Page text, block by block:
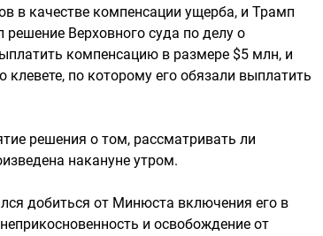
в качестве компенсации ущерба, и Трамп
Верховного суда по делу о
компенсацию в размере $5 млн, и
по которому его обязали выплатить
решения о том, рассматривать ли
накануне утром.
добиться от Минюста включения его в
и освобождение от